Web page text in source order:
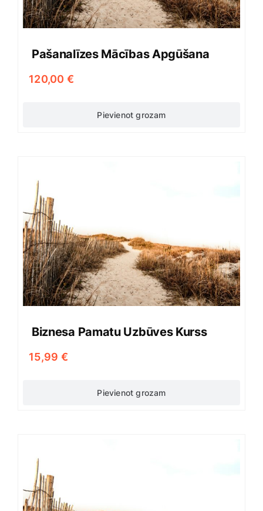
Pašanalīzes Mācības Apgūšana
120,00 €
Pievienot grozam
Biznesa Pamatu Uzbūves Kurss
15,99 €
Pievienot grozam